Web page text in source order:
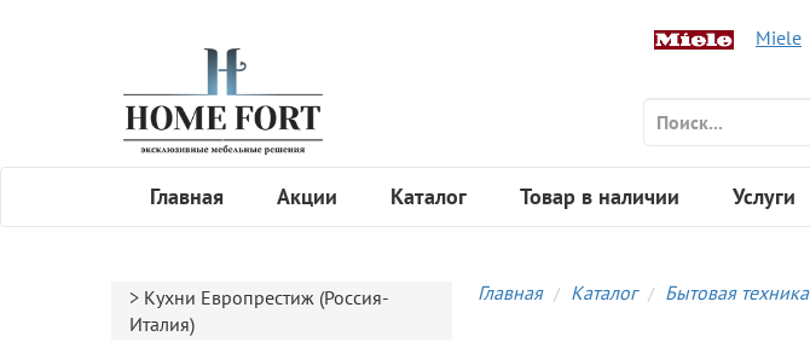
Miele
Главная Акции Каталог Товар в наличии Услуги
Главная Каталог Бытовая техника
Кухни Европрестиж (Россия-
Италия)